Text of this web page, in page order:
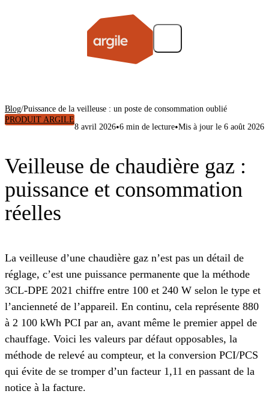
Blog/Puissance de la veilleuse : un poste de consommation oublié
PRODUIT ARGILE
8 avril 2026•6 min de lecture•Mis à jour le 6 août 2026
Veilleuse de chaudière gaz :
puissance et consommation
réelles
La veilleuse d’une chaudière gaz n’est pas un détail de
réglage, c’est une puissance permanente que la méthode
3CL-DPE 2021 chiffre entre 100 et 240 W selon le type et
l’ancienneté de l’appareil. En continu, cela représente 880
à 2 100 kWh PCI par an, avant même le premier appel de
chauffage. Voici les valeurs par défaut opposables, la
méthode de relevé au compteur, et la conversion PCI/PCS
qui évite de se tromper d’un facteur 1,11 en passant de la
notice à la facture.